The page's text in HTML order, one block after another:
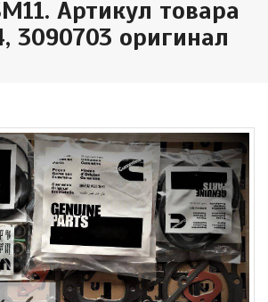
Артикул товара
3090703 оригинал